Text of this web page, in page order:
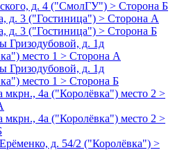
д. 4 ("СмолГУ") > Сторона Б
д. 3 ("Гостиница") > Сторона А
д. 3 ("Гостиница") > Сторона Б
Гризодубовой, д. 1д
место 1 > Сторона А
Гризодубовой, д. 1д
место 1 > Сторона Б
мкрн., 4а ("Королёвка") место 2 >
мкрн., 4а ("Королёвка") место 2 >
д. 54/2 ("Королёвка") >